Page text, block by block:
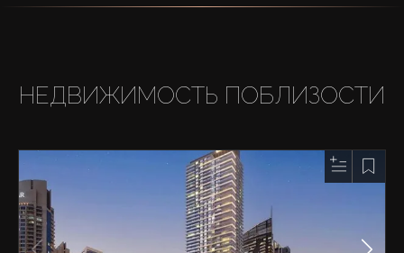
НЕДВИЖИМОСТЬ ПОБЛИЗОСТИ